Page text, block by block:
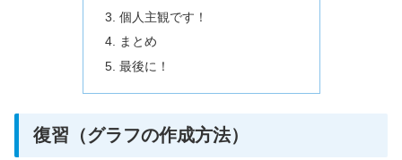
個人主観です！
まとめ
最後に！
復習（グラフの作成方法）